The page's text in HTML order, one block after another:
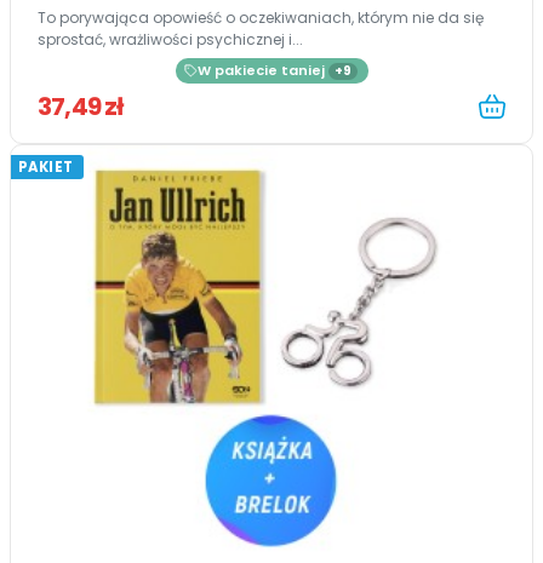
To porywająca opowieść o oczekiwaniach, którym nie da się
sprostać, wrażliwości psychicznej i...
W pakiecie taniej +9
37,49 zł
PAKIET